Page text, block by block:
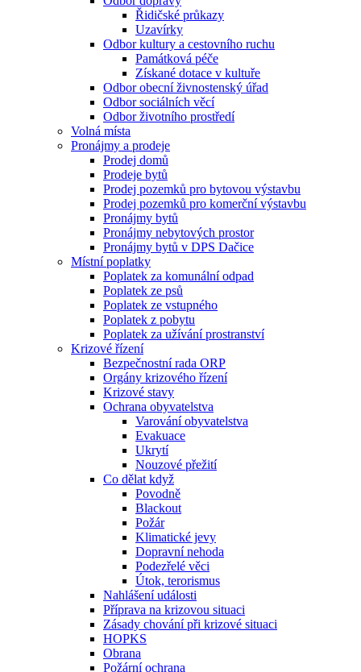
Řidičské průkazy
Uzavírky
Odbor kultury a cestovního ruchu
Památková péče
Získané dotace v kultuře
Odbor obecní živnostenský úřad
Odbor sociálních věcí
Odbor životního prostředí
Volná místa
Pronájmy a prodeje
Prodej domů
Prodeje bytů
Prodej pozemků pro bytovou výstavbu
Prodej pozemků pro komerční výstavbu
Pronájmy bytů
Pronájmy nebytových prostor
Pronájmy bytů v DPS Dačice
Místní poplatky
Poplatek za komunální odpad
Poplatek ze psů
Poplatek ze vstupného
Poplatek z pobytu
Poplatek za užívání prostranství
Krizové řízení
Bezpečnostní rada ORP
Orgány krizového řízení
Krizové stavy
Ochrana obyvatelstva
Varování obyvatelstva
Evakuace
Ukrytí
Nouzové přežití
Co dělat když
Povodně
Blackout
Požár
Klimatické jevy
Dopravní nehoda
Podezřelé věci
Útok, terorismus
Nahlášení události
Příprava na krizovou situaci
Zásady chování při krizové situaci
HOPKS
Obrana
Požární ochrana